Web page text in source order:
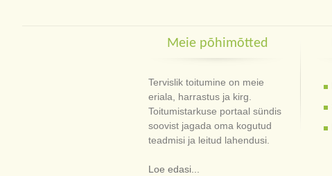
Meie põhimõtted
Tervislik toitumine on meie
eriala, harrastus ja kirg.
Toitumistarkuse portaal sündis
soovist jagada oma kogutud
teadmisi ja leitud lahendusi.
Loe edasi...